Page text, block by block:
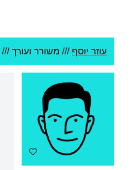
עוזר יוסף /// משורר ועורך ///